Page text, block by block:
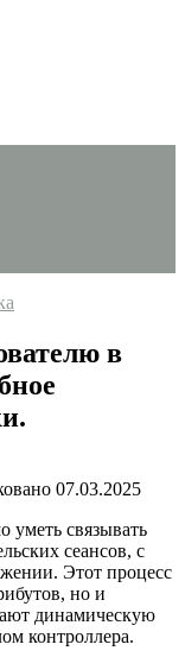
в
07.03.2025
уметь связывать
сеансов, с
Этот процесс
но и
динамическую
контроллера.